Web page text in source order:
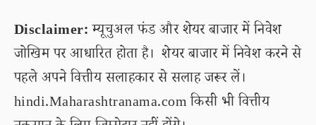
Disclaimer:म्यूचुअल फंड और शेयर बाजार में निवेश
जोखिम पर आधारित होता है। शेयर बाजार में निवेश करने से
पहले अपने वित्तीय सलाहकार से सलाह जरूर लें।
hindi.Maharashtranama.com किसी भी वित्तीय